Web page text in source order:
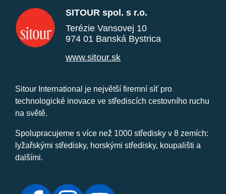
SITOUR spol. s r.o.
Terézie Vansovej 10
974 01 Banská Bystrica
www.sitour.sk
Sitour International je největší firemní síť pro
technologické inovace ve střediscích cestovního ruchu
na světě.
Spolupracujeme s více než 1000 středisky v 8 zemích:
lyžařskými středisky, horskými středisky, koupališti a
dalšími.